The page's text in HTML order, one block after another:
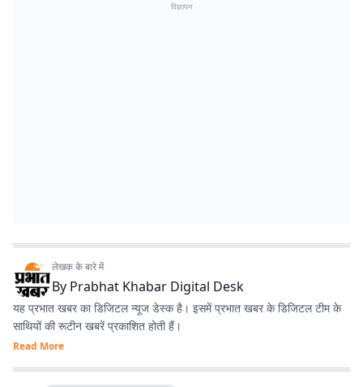
विज्ञापन
लेखक के बारे में
By Prabhat Khabar Digital Desk
यह प्रभात खबर का डिजिटल न्यूज डेस्क है। इसमें प्रभात खबर के डिजिटल टीम के
साथियों की रूटीन खबरें प्रकाशित होती हैं।
Read More